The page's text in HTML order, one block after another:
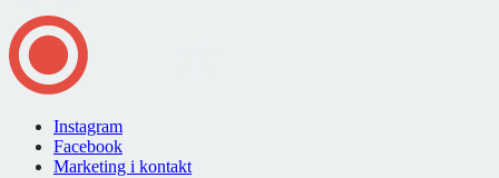
Instagram
Facebook
Marketing i kontakt